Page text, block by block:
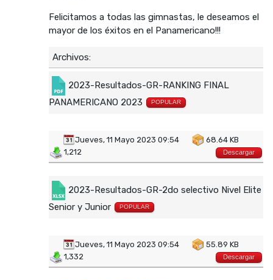
Felicitamos a todas las gimnastas, le deseamos el
mayor de los éxitos en el Panamericano!!!
Archivos:
2023-Resultados-GR-RANKING FINAL
PANAMERICANO 2023
POPULAR
Jueves, 11 Mayo 2023 09:54
68.64 KB
1,212
Descargar
2023-Resultados-GR-2do selectivo Nivel Elite
Senior y Junior
POPULAR
Jueves, 11 Mayo 2023 09:54
55.89 KB
1,332
Descargar